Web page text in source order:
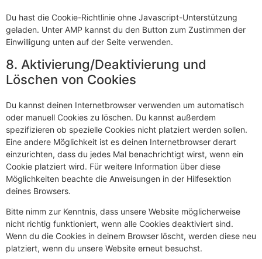
Du hast die Cookie-Richtlinie ohne Javascript-Unterstützung
geladen. Unter AMP kannst du den Button zum Zustimmen der
Einwilligung unten auf der Seite verwenden.
8. Aktivierung/Deaktivierung und
Löschen von Cookies
Du kannst deinen Internetbrowser verwenden um automatisch
oder manuell Cookies zu löschen. Du kannst außerdem
spezifizieren ob spezielle Cookies nicht platziert werden sollen.
Eine andere Möglichkeit ist es deinen Internetbrowser derart
einzurichten, dass du jedes Mal benachrichtigt wirst, wenn ein
Cookie platziert wird. Für weitere Information über diese
Möglichkeiten beachte die Anweisungen in der Hilfesektion
deines Browsers.
Bitte nimm zur Kenntnis, dass unsere Website möglicherweise
nicht richtig funktioniert, wenn alle Cookies deaktiviert sind.
Wenn du die Cookies in deinem Browser löscht, werden diese neu
platziert, wenn du unsere Website erneut besuchst.